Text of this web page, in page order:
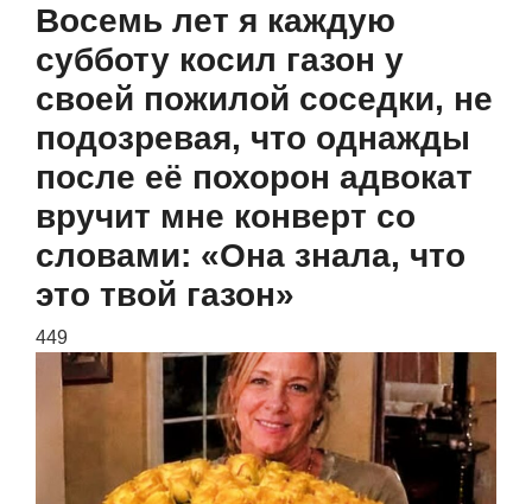
Восемь лет я каждую
субботу косил газон у
своей пожилой соседки, не
подозревая, что однажды
после её похорон адвокат
вручит мне конверт со
словами: «Она знала, что
это твой газон»
449